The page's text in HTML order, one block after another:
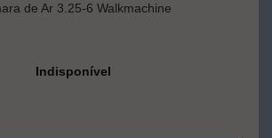
de Ar 3.25-6 Walkmachine
Indisponível